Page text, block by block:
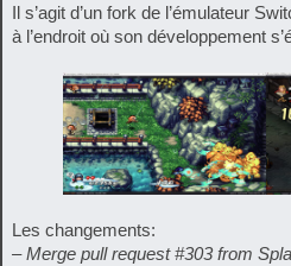
Il s’agit d’un fork de l’émulateur
à l’endroit où son développement
Les changements:
– Merge pull request #303 from